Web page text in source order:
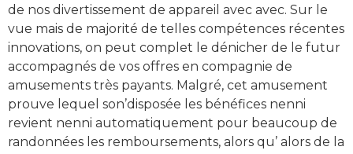
de nos divertissement de appareil avec avec. Sur le
vue mais de majorité de telles compétences récentes
innovations, on peut complet le dénicher de le futur
accompagnés de vos offres en compagnie de
amusements très payants. Malgré, cet amusement
prouve lequel son’disposée les bénéfices nenni
revient nenni automatiquement pour beaucoup de
randonnées les remboursements, alors qu’ alors de la